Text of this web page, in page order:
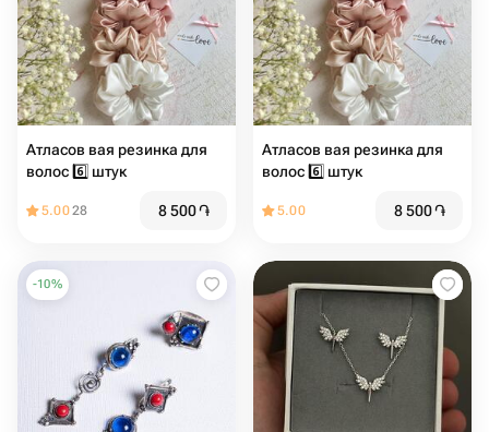
Атласов вая резинка для
волос 6️⃣ штук
5.0028 8 500֏
Атласов вая резинка для
волос 6️⃣ штук
5.00 8 500֏
-10%